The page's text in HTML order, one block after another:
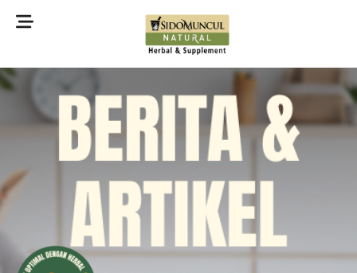
©2022 Sidomuncul Natural All right reserved